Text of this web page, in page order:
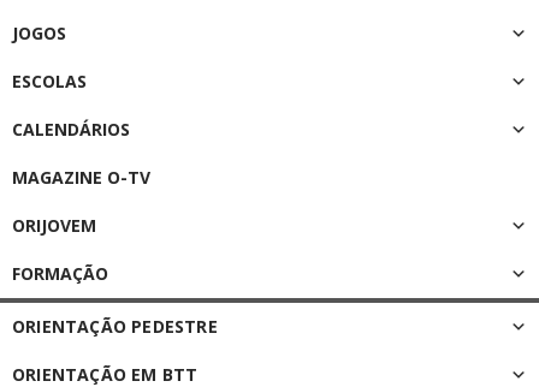
JOGOS
ESCOLAS
CALENDÁRIOS
MAGAZINE O-TV
ORIJOVEM
FORMAÇÃO
ORIENTAÇÃO PEDESTRE
ORIENTAÇÃO EM BTT